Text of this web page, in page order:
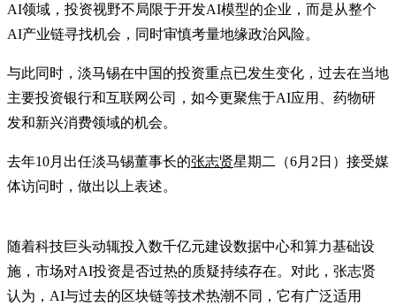
AI领域，投资视野不局限于开发AI模型的企业，而是从整个
AI产业链寻找机会，同时审慎考量地缘政治风险。
与此同时，淡马锡在中国的投资重点已发生变化，过去在当地
主要投资银行和互联网公司，如今更聚焦于AI应用、药物研
发和新兴消费领域的机会。
去年10月出任淡马锡董事长的张志贤星期二（6月2日）接受媒
体访问时，做出以上表述。
随着科技巨头动辄投入数千亿元建设数据中心和算力基础设
施，市场对AI投资是否过热的质疑持续存在。对此，张志贤
认为，AI与过去的区块链等技术热潮不同，它有广泛适用